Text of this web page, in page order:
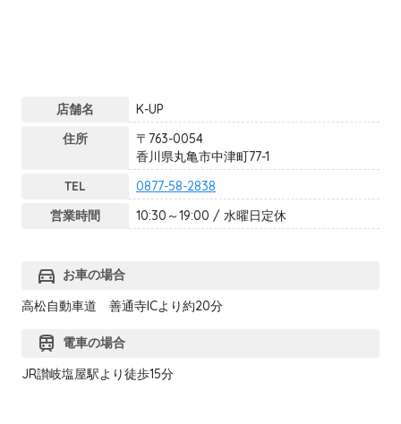
店舗名
K-UP
住所
〒763-0054
香川県丸亀市中津町77-1
TEL
0877-58-2838
営業時間
10:30～19:00 / 水曜日定休
directions_car お車の場合
高松自動車道 善通寺ICより約20分
train
電車の場合
JR讃岐塩屋駅より徒歩15分